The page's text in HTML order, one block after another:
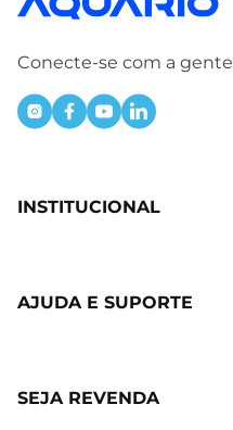
Conecte-se com a gente
INSTITUCIONAL
AJUDA E SUPORTE
SEJA REVENDA